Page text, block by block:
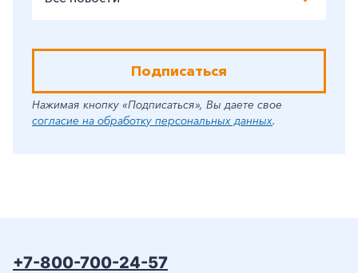
Подписаться
Нажимая кнопку «Подписаться», Вы даете свое
согласие на обработку персональных данных.
+7-800-700-24-57